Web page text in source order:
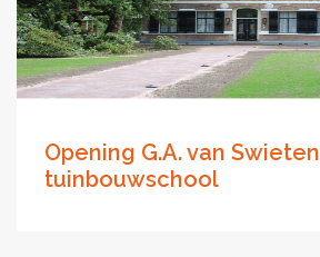
Opening G.A. van Swieten
tuinbouwschool